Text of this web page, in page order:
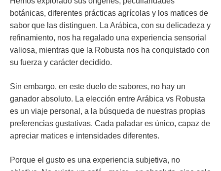
botánicas, diferentes prácticas agrícolas y los matices de
sabor que las distinguen. La Arábica, con su delicadeza y
refinamiento, nos ha regalado una experiencia sensorial
valiosa, mientras que la Robusta nos ha conquistado con
su fuerza y carácter decidido.
Sin embargo, en este duelo de sabores, no hay un
ganador absoluto. La elección entre Arábica vs Robusta
es un viaje personal, a la búsqueda de nuestras propias
preferencias gustativas. Cada paladar es único, capaz de
apreciar matices e intensidades diferentes.
Porque el gusto es una experiencia subjetiva, no